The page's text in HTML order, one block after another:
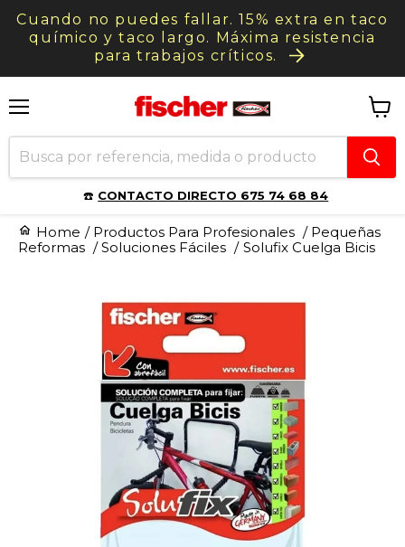
Cuando no puedes fallar. 15% extra en taco
químico y taco largo. Máxima resistencia
para trabajos críticos.
☎️ CONTACTO DIRECTO 675 74 68 84
Home / Productos Para Profesionales / Pequeñas
Reformas /Soluciones Fáciles / Solufix Cuelga Bicis